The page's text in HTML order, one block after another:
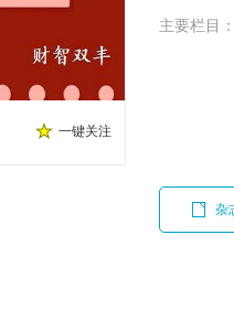
一键关注
主要栏目：
杂